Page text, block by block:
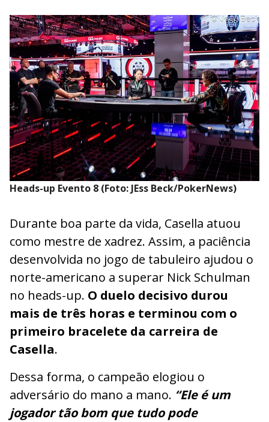
Heads-up Evento 8 (Foto: JEss Beck/PokerNews)
Durante boa parte da vida, Casella atuou
como mestre de xadrez. Assim, a paciência
desenvolvida no jogo de tabuleiro ajudou o
norte-americano a superar Nick Schulman
no heads-up. O duelo decisivo durou
mais de três horas e terminou com o
primeiro bracelete da carreira de
Casella.
Dessa forma, o campeão elogiou o
adversário do mano a mano. “Ele é um
jogador tão bom que tudo pode